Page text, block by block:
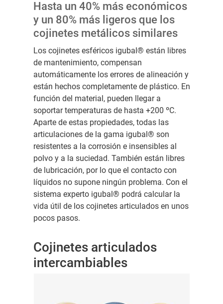
Hasta un 40% más económicos
y un 80% más ligeros que los
cojinetes metálicos similares
Los cojinetes esféricos igubal® están libres
de mantenimiento, compensan
automáticamente los errores de alineación y
están hechos completamente de plástico. En
función del material, pueden llegar a
soportar temperaturas de hasta +200 ºC.
Aparte de estas propiedades, todas las
articulaciones de la gama igubal® son
resistentes a la corrosión e insensibles al
polvo y a la suciedad. También están libres
de lubricación, por lo que el contacto con
líquidos no supone ningún problema. Con el
sistema experto igubal® podrá calcular la
vida útil de los cojinetes articulados en unos
pocos pasos.
Cojinetes articulados
intercambiables